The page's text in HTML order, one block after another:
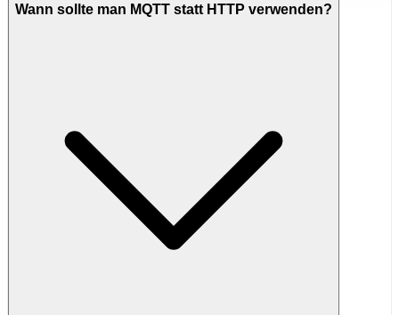
Wann sollte man MQTT statt HTTP verwenden?